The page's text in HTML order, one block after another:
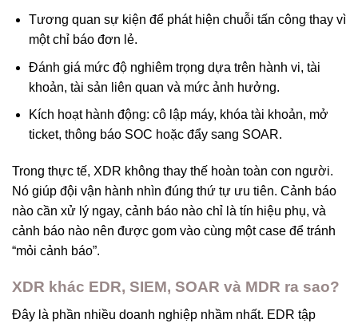
Tương quan sự kiện để phát hiện chuỗi tấn công thay vì
một chỉ báo đơn lẻ.
Đánh giá mức độ nghiêm trọng dựa trên hành vi, tài
khoản, tài sản liên quan và mức ảnh hưởng.
Kích hoạt hành động: cô lập máy, khóa tài khoản, mở
ticket, thông báo SOC hoặc đẩy sang SOAR.
Trong thực tế, XDR không thay thế hoàn toàn con người.
Nó giúp đội vận hành nhìn đúng thứ tự ưu tiên. Cảnh báo
nào cần xử lý ngay, cảnh báo nào chỉ là tín hiệu phụ, và
cảnh báo nào nên được gom vào cùng một case để tránh
“mỏi cảnh báo”.
XDR khác EDR, SIEM, SOAR và MDR ra sao?
Đây là phần nhiều doanh nghiệp nhầm nhất. EDR tập